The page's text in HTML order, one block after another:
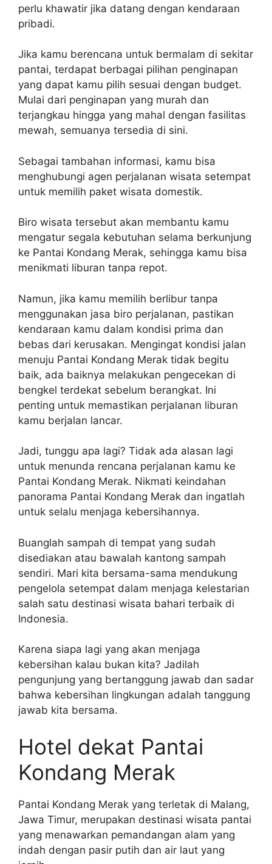
perlu khawatir jika datang dengan kendaraan
pribadi.
Jika kamu berencana untuk bermalam di sekitar
pantai, terdapat berbagai pilihan penginapan
yang dapat kamu pilih sesuai dengan budget.
Mulai dari penginapan yang murah dan
terjangkau hingga yang mahal dengan fasilitas
mewah, semuanya tersedia di sini.
Sebagai tambahan informasi, kamu bisa
menghubungi agen perjalanan wisata setempat
untuk memilih paket wisata domestik.
Biro wisata tersebut akan membantu kamu
mengatur segala kebutuhan selama berkunjung
ke Pantai Kondang Merak, sehingga kamu bisa
menikmati liburan tanpa repot.
Namun, jika kamu memilih berlibur tanpa
menggunakan jasa biro perjalanan, pastikan
kendaraan kamu dalam kondisi prima dan
bebas dari kerusakan. Mengingat kondisi jalan
menuju Pantai Kondang Merak tidak begitu
baik, ada baiknya melakukan pengecekan di
bengkel terdekat sebelum berangkat. Ini
penting untuk memastikan perjalanan liburan
kamu berjalan lancar.
Jadi, tunggu apa lagi? Tidak ada alasan lagi
untuk menunda rencana perjalanan kamu ke
Pantai Kondang Merak. Nikmati keindahan
panorama Pantai Kondang Merak dan ingatlah
untuk selalu menjaga kebersihannya.
Buanglah sampah di tempat yang sudah
disediakan atau bawalah kantong sampah
sendiri. Mari kita bersama-sama mendukung
pengelola setempat dalam menjaga kelestarian
salah satu destinasi wisata bahari terbaik di
Indonesia.
Karena siapa lagi yang akan menjaga
kebersihan kalau bukan kita? Jadilah
pengunjung yang bertanggung jawab dan sadar
bahwa kebersihan lingkungan adalah tanggung
jawab kita bersama.
Hotel dekat Pantai
Kondang Merak
Pantai Kondang Merak yang terletak di Malang,
Jawa Timur, merupakan destinasi wisata pantai
yang menawarkan pemandangan alam yang
indah dengan pasir putih dan air laut yang